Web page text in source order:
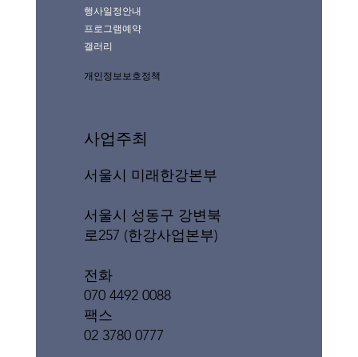
행사일정안내
프로그램예약
갤러리
개인정보보호정책
사업주최
서울시 미래한강본부
서울시 성동구 강변북
로257 (한강사업본부)
전화
070 4492 0088
팩스
02 3780 0777